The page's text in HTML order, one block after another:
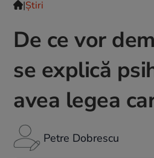
|Ştiri
De ce vor
se explică
avea legea
Petre Dobrescu